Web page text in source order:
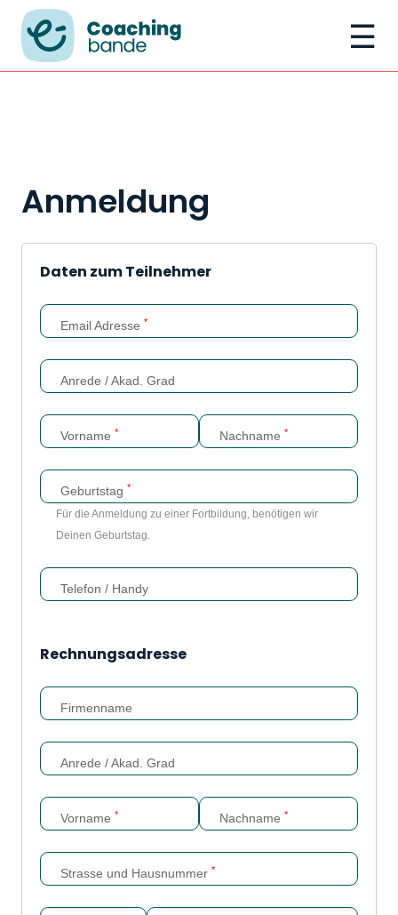
☰
Anmeldung
Daten zum Teilnehmer
Email Adresse *
Anrede / Akad. Grad
Vorname * Nachname *
Geburtstag *
Für die Anmeldung zu einer Fortbildung, benötigen wir
Deinen Geburtstag.
Telefon / Handy
Rechnungsadresse
Firmenname
Anrede / Akad. Grad
Vorname * Nachname *
Strasse und Hausnummer *